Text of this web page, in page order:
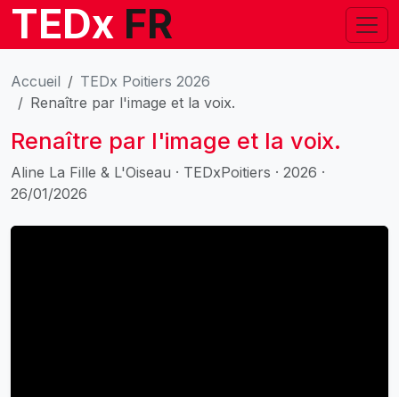
TEDx FR
Accueil
TEDx Poitiers 2026
Renaître par l'image et la voix.
Renaître par l'image et la voix.
Aline La Fille & L'Oiseau · TEDxPoitiers · 2026 ·
26/01/2026